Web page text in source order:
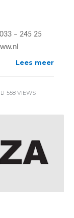
– 245 25
Lees meer
558 VIEWS